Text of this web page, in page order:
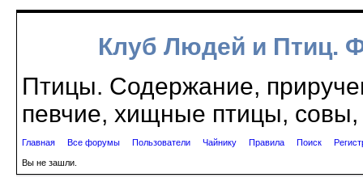
Клуб Людей и Птиц.
Птицы. Содержание,
певчие, хищные птицы, совы,
Главная Все форумы Пользователи Чайнику Правила Поиск
Вы не зашли.